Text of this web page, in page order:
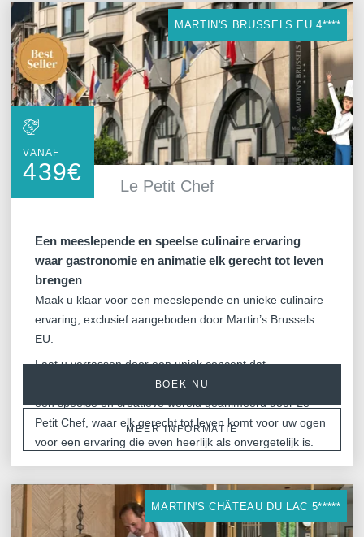
Le Petit Chef
VANAF
439€
MARTIN'S BRUSSELS EU 4****
Een meeslepende en speelse culinaire ervaring
waar gastronomie en animatie elk gerecht tot leven
brengen
Maak u klaar voor een meeslepende en unieke culinaire
ervaring, exclusief aangeboden door Martin’s Brussels
EU.
Laat u verrassen door een uniek concept dat
gastronomie combineert met visuele animatie, en duik in
een speelse en creatieve wereld geanimeerd door Le
Petit Chef, waar elk gerecht tot leven komt voor uw ogen
voor een ervaring die even heerlijk als onvergetelijk is.
BOEK NU
MEER INFORMATIE
MARTIN'S CHÂTEAU DU LAC 5*****